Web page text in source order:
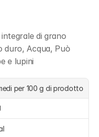
di grano
duro, Acqua, Può
e lupini
per 100 g di prodotto